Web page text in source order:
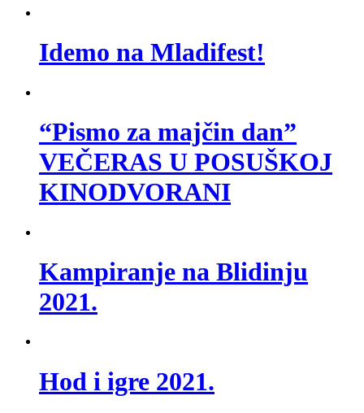
Idemo na Mladifest!
“Pismo za majčin dan”
VEČERAS U POSUŠKOJ
KINODVORANI
Kampiranje na Blidinju
2021.
Hod i igre 2021.